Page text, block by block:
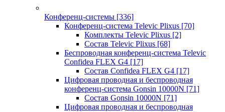
Конференц-системы [336]
Конференц-система Televic Plixus [70]
Комплекты Televic Plixus [2]
Состав Televic Plixus [68]
Беспроводная конференц-система Televic
Confidea FLEX G4 [17]
Состав Confidea FLEX G4 [17]
Цифровая проводная и беспроводная
конференц-система Gonsin 10000N [71]
Состав Gonsin 10000N [71]
Цифровая проводная и беспроводная